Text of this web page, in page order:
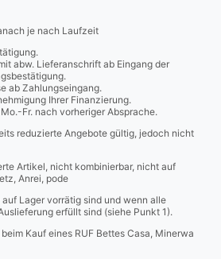
je nach Laufzeit
abw. Lieferanschrift ab Eingang der
ab Zahlungseingang.
Ihrer Finanzierung.
Fr. nach vorheriger Absprache.
reduzierte Angebote gültig, jedoch nicht
Artikel, nicht kombinierbar, nicht auf
Anrei, pode
Lager vorrätig sind und wenn alle
erfüllt sind (siehe Punkt 1).
Kauf eines RUF Bettes Casa, Minerwa